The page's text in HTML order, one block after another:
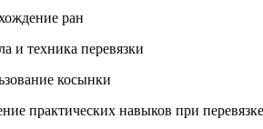
ран
и техника перевязки
косынки
практических навыков при перевязке